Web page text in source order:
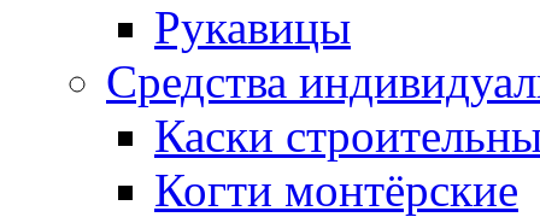
Рукавицы
Средства
Каски
Когти монтёрские